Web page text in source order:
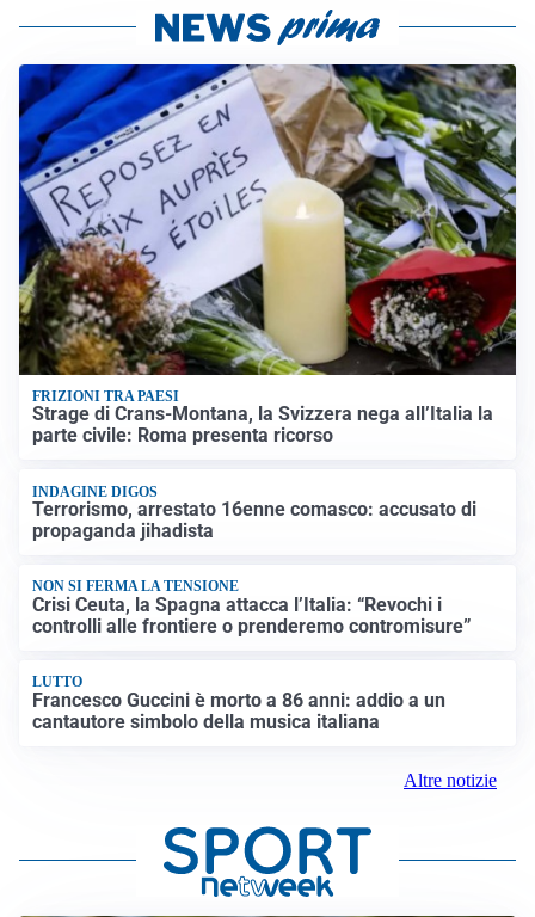
FRIZIONI TRA PAESI
Strage di Crans-Montana, la Svizzera nega all’Italia la
parte civile: Roma presenta ricorso
INDAGINE DIGOS
Terrorismo, arrestato 16enne comasco: accusato di
propaganda jihadista
NON SI FERMA LA TENSIONE
Crisi Ceuta, la Spagna attacca l’Italia: “Revochi i
controlli alle frontiere o prenderemo contromisure”
LUTTO
Francesco Guccini è morto a 86 anni: addio a un
cantautore simbolo della musica italiana
Altre notizie